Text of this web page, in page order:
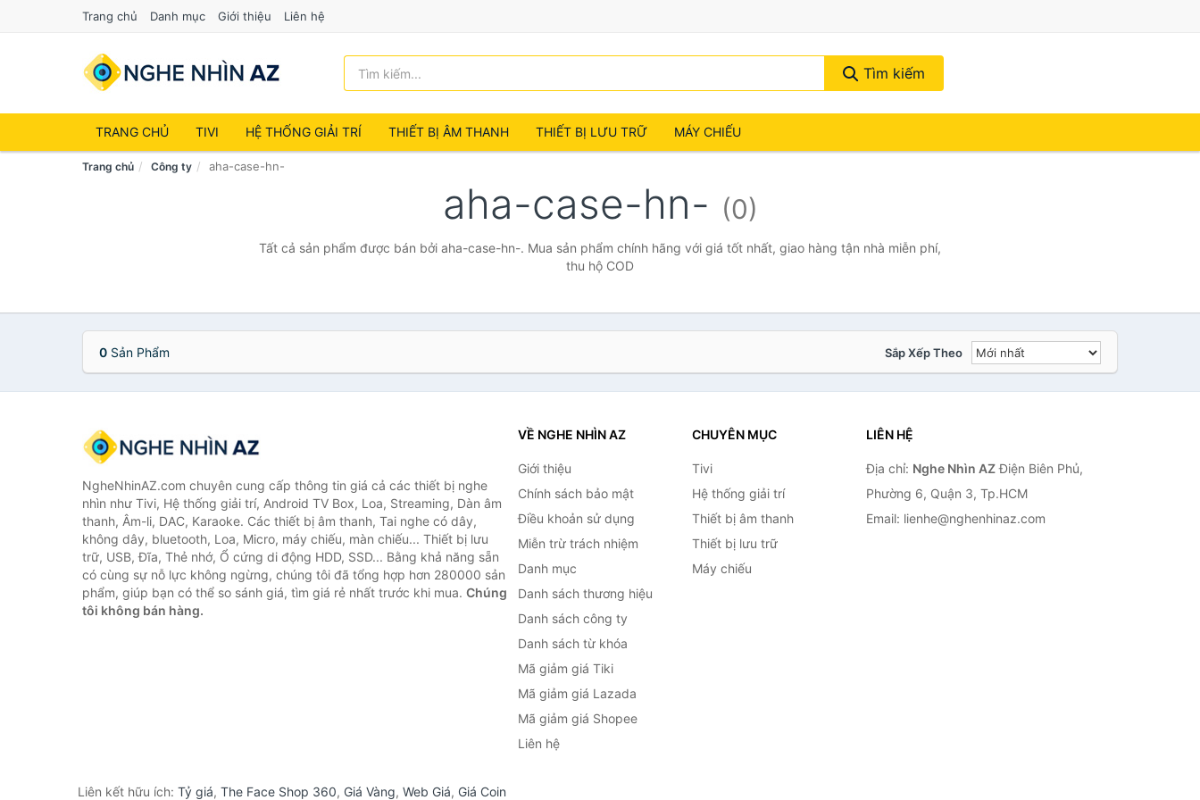
Trang chủ Danh mục Giới thiệu Liên hệ
Tìm kiếm
TRANG CHỦ TIVI HỆ THỐNG GIẢI TRÍ THIẾT BỊ ÂM THANH THIẾT BỊ LƯU TRỮ MÁY CHIẾU
Trang chủ Công ty aha-case-hn-
aha-case-hn- (0)
Tất cả sản phẩm được bán bởi aha-case-hn-. Mua sản phẩm chính hãng với giá tốt nhất, giao hàng tận nhà miễn phí,
thu hộ COD
0 Sản Phẩm Sắp Xếp Theo
NgheNhinAZ.com chuyên cung cấp thông tin giá cả các thiết bị nghe
nhìn như Tivi, Hệ thống giải trí, Android TV Box, Loa, Streaming, Dàn âm
thanh, Âm-li, DAC, Karaoke. Các thiết bị âm thanh, Tai nghe có dây,
không dây, bluetooth, Loa, Micro, máy chiếu, màn chiếu... Thiết bị lưu
trữ, USB, Đĩa, Thẻ nhớ, Ổ cứng di động HDD, SSD... Bằng khả năng sẵn
có cùng sự nỗ lực không ngừng, chúng tôi đã tổng hợp hơn 280000 sản
phẩm, giúp bạn có thể so sánh giá, tìm giá rẻ nhất trước khi mua. Chúng
tôi không bán hàng.
VỀ NGHE NHÌN AZ
Giới thiệu
Chính sách bảo mật
Điều khoản sử dụng
Miễn trừ trách nhiệm
Danh mục
Danh sách thương hiệu
Danh sách công ty
Danh sách từ khóa
Mã giảm giá Tiki
Mã giảm giá Lazada
Mã giảm giá Shopee
Liên hệ
CHUYÊN MỤC
Tivi
Hệ thống giải trí
Thiết bị âm thanh
Thiết bị lưu trữ
Máy chiếu
LIÊN HỆ
Địa chỉ: Nghe Nhìn AZĐiện Biên Phủ,
Phường 6, Quận 3, Tp.HCM
Email: lienhe@nghenhinaz.com
Liên kết hữu ích: Tỷ giá, The Face Shop 360, Giá Vàng, Web Giá, Giá Coin